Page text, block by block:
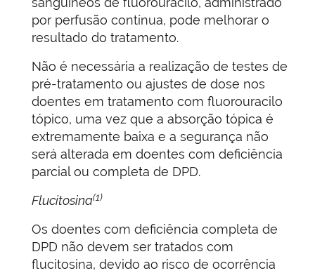
por perfusão contínua, pode melhorar o
resultado do tratamento.
Não é necessária a realização de testes de
pré-tratamento ou ajustes de dose nos
doentes em tratamento com fluorouracilo
tópico, uma vez que a absorção tópica é
extremamente baixa e a segurança não
será alterada em doentes com deficiência
parcial ou completa de DPD.
Flucitosina(1)
Os doentes com deficiência completa de
DPD não devem ser tratados com
flucitosina, devido ao risco de ocorrência